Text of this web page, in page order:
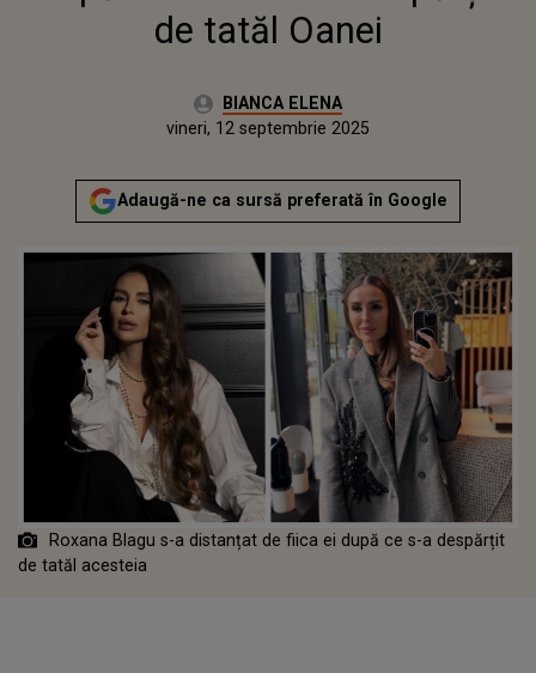
de tatăl Oanei
Autor:BIANCA ELENA
vineri, 12 septembrie 2025
Actualizat:
vineri, 12 septembrie 2025
Adaugă-ne ca sursă preferată în Google
Roxana Blagu s-a distanțat de fiica ei după ce s-a despărțit
de tatăl acesteia